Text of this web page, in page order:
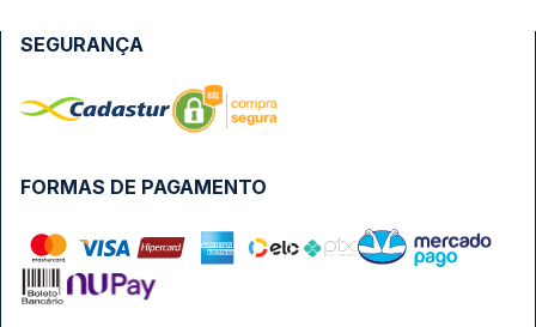
FORMAS DE PAGAMENTO
SEGURANÇA